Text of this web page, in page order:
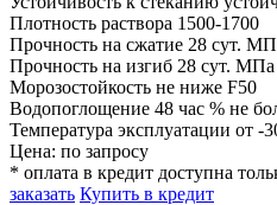
Плотность раствора 1500-1700
Прочность на сжатие 28 сут.
Прочность на изгиб 28 сут. МПа
Морозостойкость не ниже F50
Водопоглощение 48 час % не
Температура эксплуатации от -
Цена: по запросу
* оплата в кредит доступна
заказать Купить в кредит